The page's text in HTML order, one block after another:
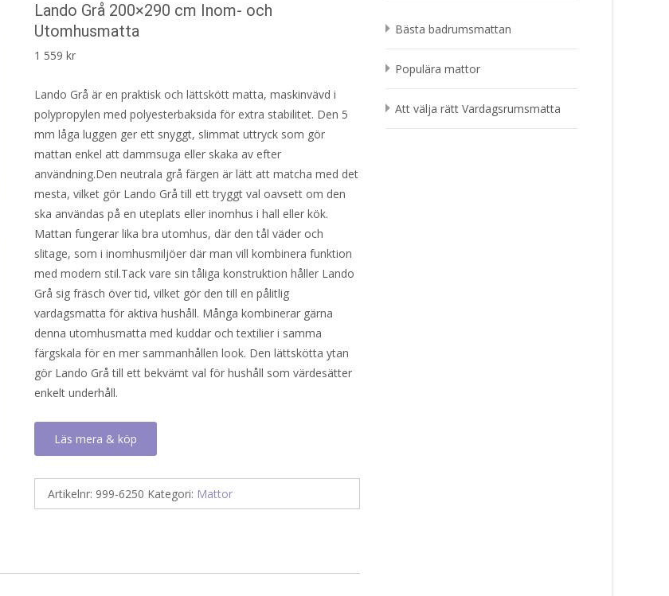
Lando Grå 200×290 cm Inom- och
Utomhusmatta
1 559kr
Lando Grå är en praktisk och lättskött matta, maskinvävd i
polypropylen med polyesterbaksida för extra stabilitet. Den 5
mm låga luggen ger ett snyggt, slimmat uttryck som gör
mattan enkel att dammsuga eller skaka av efter
användning.Den neutrala grå färgen är lätt att matcha med det
mesta, vilket gör Lando Grå till ett tryggt val oavsett om den
ska användas på en uteplats eller inomhus i hall eller kök.
Mattan fungerar lika bra utomhus, där den tål väder och
slitage, som i inomhusmiljöer där man vill kombinera funktion
med modern stil.Tack vare sin tåliga konstruktion håller Lando
Grå sig fräsch över tid, vilket gör den till en pålitlig
vardagsmatta för aktiva hushåll. Många kombinerar gärna
denna utomhusmatta med kuddar och textilier i samma
färgskala för en mer sammanhållen look. Den lättskötta ytan
gör Lando Grå till ett bekvämt val för hushåll som värdesätter
enkelt underhåll.
Läs mera & köp
Artikelnr: 999-6250 Kategori: Mattor
Bästa badrumsmattan
Populära mattor
Att välja rätt Vardagsrumsmatta